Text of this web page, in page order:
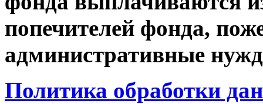
попечителей фонда,
административные
Политика обработки